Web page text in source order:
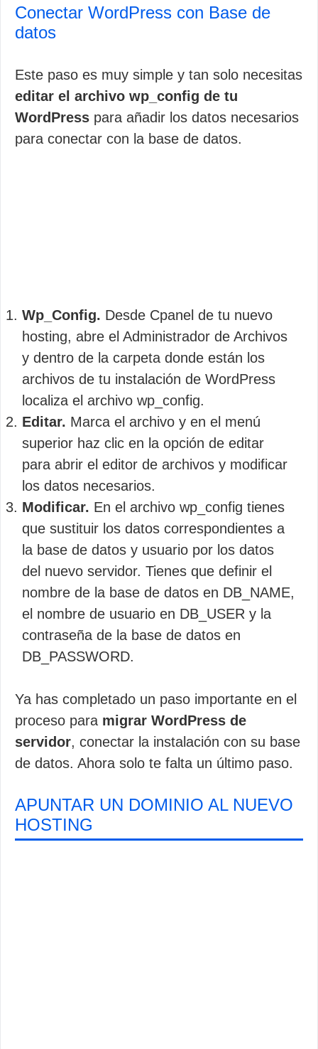
Conectar WordPress con Base de
datos
Este paso es muy simple y tan solo necesitas
editar el archivo wp_config de tu
WordPress para añadir los datos necesarios
para conectar con la base de datos.
Wp_Config. Desde Cpanel de tu nuevo
hosting, abre el Administrador de Archivos
y dentro de la carpeta donde están los
archivos de tu instalación de WordPress
localiza el archivo wp_config.
Editar. Marca el archivo y en el menú
superior haz clic en la opción de editar
para abrir el editor de archivos y modificar
los datos necesarios.
Modificar. En el archivo wp_config tienes
que sustituir los datos correspondientes a
la base de datos y usuario por los datos
del nuevo servidor. Tienes que definir el
nombre de la base de datos en DB_NAME,
el nombre de usuario en DB_USER y la
contraseña de la base de datos en
DB_PASSWORD.
Ya has completado un paso importante en el
proceso para migrar WordPress de
servidor, conectar la instalación con su base
de datos. Ahora solo te falta un último paso.
APUNTAR UN DOMINIO AL NUEVO
HOSTING